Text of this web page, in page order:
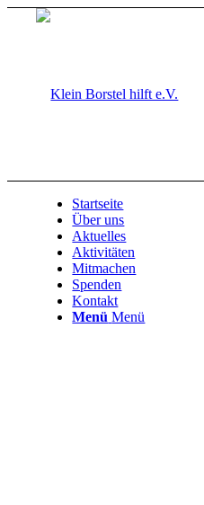
Startseite
Über uns
Aktuelles
Aktivitäten
Mitmachen
Spenden
Kontakt
Menü Menü